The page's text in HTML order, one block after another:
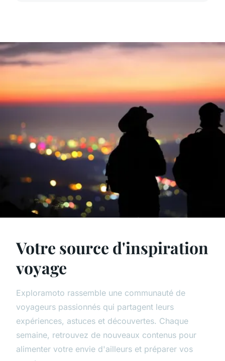
Votre source d'inspiration
voyage
Exploramoto rassemble une communauté de
voyageurs passionnés qui partagent leurs
expériences, astuces et découvertes. Chaque
semaine, retrouvez de nouveaux contenus pour
alimenter votre envie d'ailleurs et préparer vos